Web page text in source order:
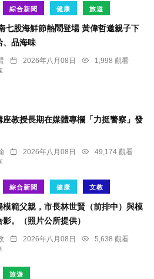
綜合新聞 健康 旅遊
七股海鮮節熱鬧登場 黃偉哲邀親子下
、品海味
2026年八月08日
1,998 觀看
座教授長期在媒體專欄「力挺警察」發
2026年八月08日
49,174 觀看
綜合新聞 健康 文教
模範父親，市長林世賢（前排中）與模
。（照片公所提供）
2026年八月08日
5,638 觀看
旅遊